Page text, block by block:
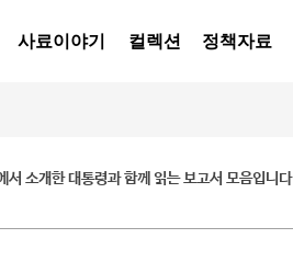
사료이야기 컬렉션 정책자료
서 소개한 대통령과 함께 읽는 보고서 모음입니다